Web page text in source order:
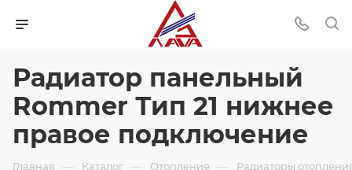
Радиатор панельный
Rommer Тип 21 нижнее
правое подключение
Главная — Каталог — Отопление — Радиаторы